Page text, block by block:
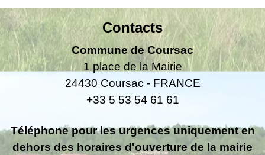
Contacts
Commune de Coursac
1 place de la Mairie
24430 Coursac - FRANCE
+33 5 53 54 61 61
Téléphone pour les urgences uniquement en
dehors des horaires d'ouverture de la mairie